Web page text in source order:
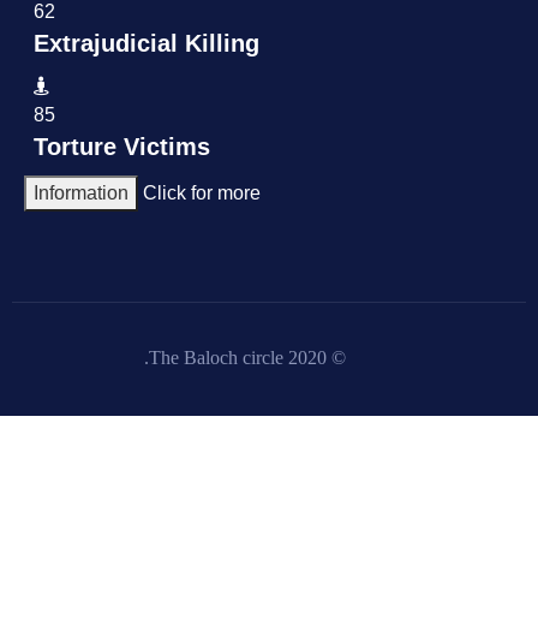
62
Extrajudicial Killing
85
Torture Victims
Click for more
Information
© 2020 The Baloch circle.